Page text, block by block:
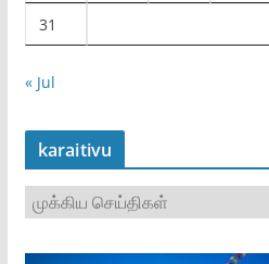
31
« Jul
karaitivu
a
r